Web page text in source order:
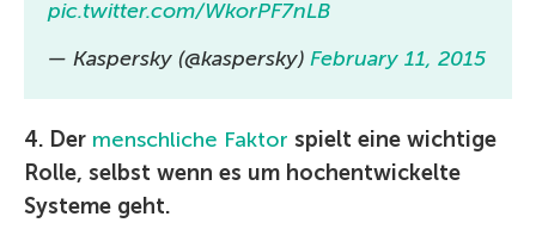
pic.twitter.com/WkorPF7nLB
— Kaspersky (@kaspersky) February 11, 2015
4. Der menschliche Faktor spielt eine wichtige
Rolle, selbst wenn es um hochentwickelte
Systeme geht.